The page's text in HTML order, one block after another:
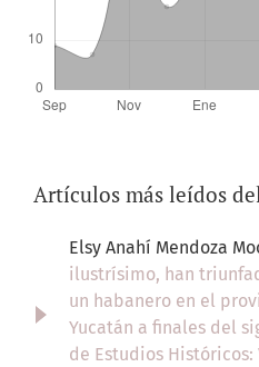
Artículos más leídos
Elsy Anahí Mendoza
ilustrísimo, han
un habanero en el
Yucatán a finales del
de Estudios Históricos: